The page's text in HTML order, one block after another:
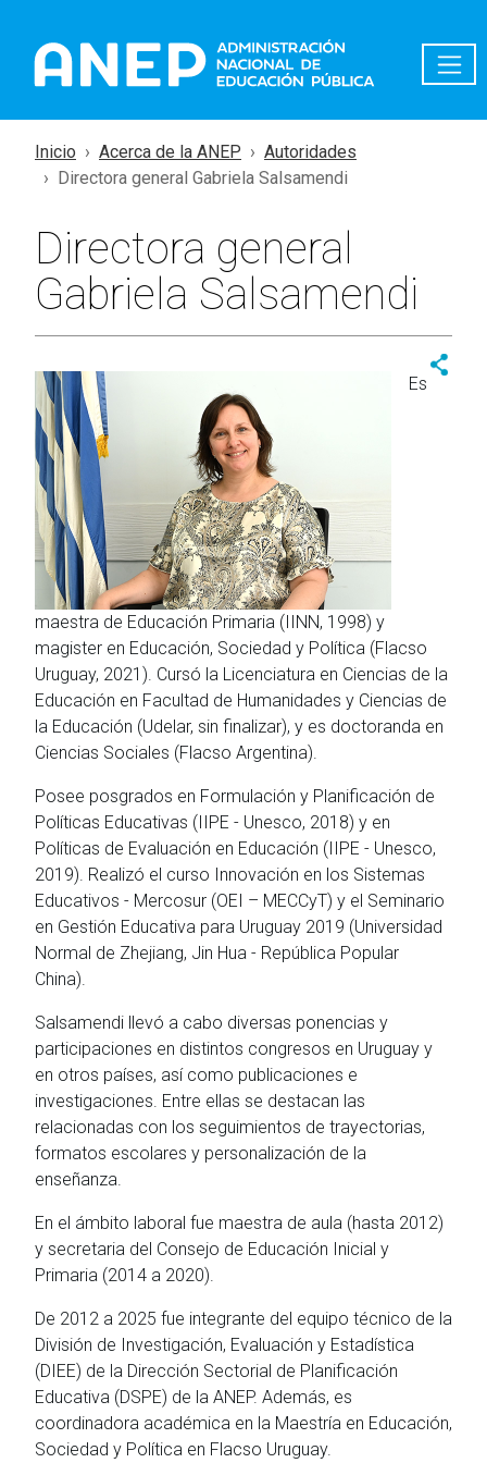
Inicio Acerca de la ANEP
Autoridades
Directora general Gabriela Salsamendi
Directora general
Gabriela Salsamendi
Es
maestra de Educación Primaria (IINN, 1998) y
magister en Educación, Sociedad y Política (Flacso
Uruguay, 2021). Cursó la Licenciatura en Ciencias de la
Educación en Facultad de Humanidades y Ciencias de
la Educación (Udelar, sin finalizar), y es doctoranda en
Ciencias Sociales (Flacso Argentina).
Posee posgrados en Formulación y Planificación de
Políticas Educativas (IIPE - Unesco, 2018) y en
Políticas de Evaluación en Educación (IIPE - Unesco,
2019). Realizó el curso Innovación en los Sistemas
Educativos - Mercosur (OEI – MECCyT) y el Seminario
en Gestión Educativa para Uruguay 2019 (Universidad
Normal de Zhejiang, Jin Hua - República Popular
China).
Salsamendi llevó a cabo diversas ponencias y
participaciones en distintos congresos en Uruguay y
en otros países, así como publicaciones e
investigaciones. Entre ellas se destacan las
relacionadas con los seguimientos de trayectorias,
formatos escolares y personalización de la
enseñanza.
En el ámbito laboral fue maestra de aula (hasta 2012)
y secretaria del Consejo de Educación Inicial y
Primaria (2014 a 2020).
De 2012 a 2025 fue integrante del equipo técnico de la
División de Investigación, Evaluación y Estadística
(DIEE) de la Dirección Sectorial de Planificación
Educativa (DSPE) de la ANEP. Además, es
coordinadora académica en la Maestría en Educación,
Sociedad y Política en Flacso Uruguay.